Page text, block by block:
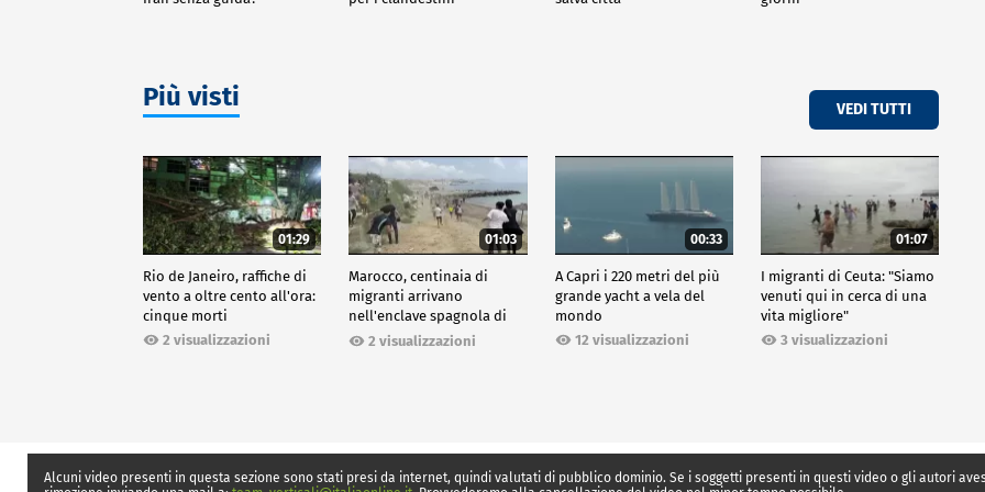
Più visti VEDI TUTTI
01:29
Rio de Janeiro, raffiche di
vento a oltre cento all'ora:
cinque morti
2 visualizzazioni
01:03
Marocco, centinaia di
migranti arrivano
nell'enclave spagnola di
Ceuta2 visualizzazioni
00:33
A Capri i 220 metri del più
grande yacht a vela del
mondo
12 visualizzazioni
01:07
I migranti di Ceuta: "Siamo
venuti qui in cerca di una
vita migliore"
3 visualizzazioni
Alcuni video presenti in questa sezione sono stati presi da internet, quindi valutati di pubblico dominio. Se i soggetti presenti in questi video o gli autori